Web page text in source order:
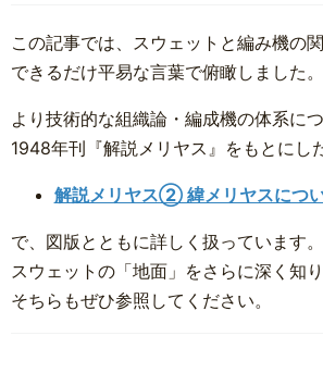
この記事では、スウェットと編み機の
できるだけ平易な言葉で俯瞰しました。
より技術的な組織論・編成機の体系につ
1948年刊『解説メリヤス』をもとにし
解説メリヤス② 緯メリヤスにつ
で、図版とともに詳しく扱っています。
スウェットの「地面」をさらに深く知り
そちらもぜひ参照してください。